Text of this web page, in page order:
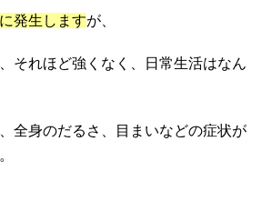
発生しますが、
それほど強くなく、日常生活はなん
全身のだるさ、目まいなどの症状が